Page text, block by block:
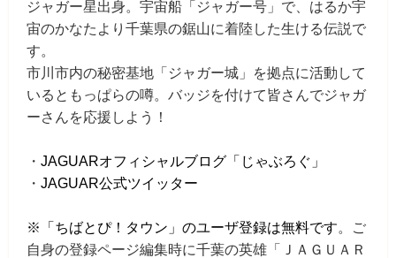
ジャガー星出身。宇宙船「ジャガー号」で、はるか宇
宙のかなたより千葉県の鋸山に着陸した生ける伝説で
す。
市川市内の秘密基地「ジャガー城」を拠点に活動して
いるともっぱらの噂。バッジを付けて皆さんでジャガ
ーさんを応援しよう！
・ JAGUARオフィシャルブログ「じゃぶろぐ」
・ JAGUAR公式ツイッター
※「ちばとぴ！タウン」のユーザ登録は無料です。ご
自身の登録ページ編集時に千葉の英雄「ＪＡＧＵＡＲ